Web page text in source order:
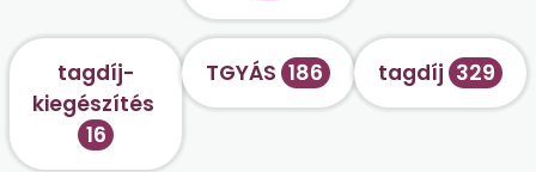
tagdíj-
kiegészítés
16
TGYÁS 186 tagdíj 329